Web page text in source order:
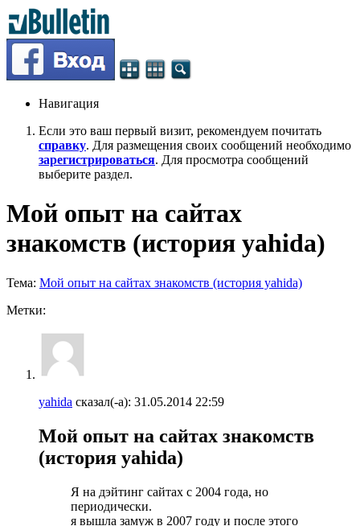
Навигация
Если это ваш первый визит, рекомендуем почитать
справку. Для размещения своих сообщений необходимо
зарегистрироваться. Для просмотра сообщений
выберите раздел.
Мой опыт на сайтах
знакомств (история yahida)
Тема: Мой опыт на сайтах знакомств (история yahida)
Метки:
yahida сказал(-а): 31.05.2014 22:59
Мой опыт на сайтах знакомств
(история yahida)
Я на дэйтинг сайтах с 2004 года, но
периодически.
я вышла замуж в 2007 году и после этого